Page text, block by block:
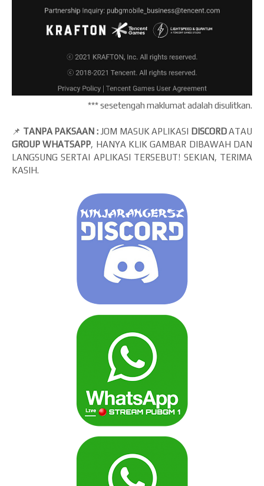
*** sesetengah maklumat adalah disulitkan.
📌 TANPA PAKSAAN :JOM MASUK APLIKASI DISCORDATAU
GROUP WHATSAPP, HANYA KLIK GAMBAR DIBAWAH DAN
LANGSUNG SERTAI APLIKASI TERSEBUT! SEKIAN, TERIMA
KASIH.